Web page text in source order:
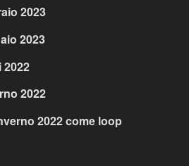
2023
2023
2022
2022
2022 come loop